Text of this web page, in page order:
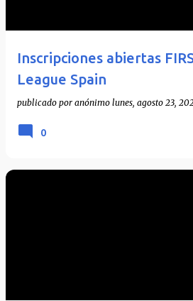
Inscripciones abiertas
League Spain
publicado por anónimo lunes, agosto 23,
0